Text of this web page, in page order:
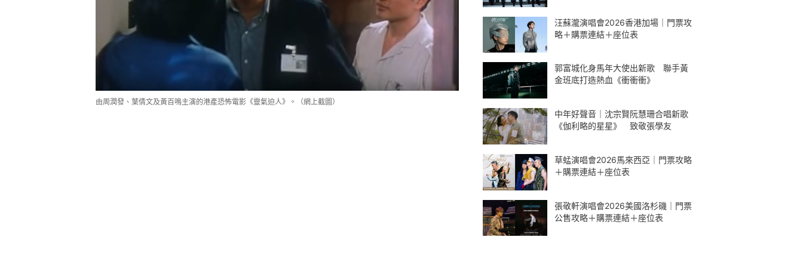
由周潤發、葉倩文及黃百鳴主演的港產恐怖電影《靈氣迫人》。（網上截圖）
汪蘇瀧演唱會2026香港加場｜門票攻
略＋購票連結＋座位表
郭富城化身馬年大使出新歌 聯手黃
金班底打造熱血《衝衝衝》
中年好聲音｜沈宗賢阮慧珊合唱新歌
《伽利略的星星》 致敬張學友
草蜢演唱會2026馬來西亞｜門票攻略
＋購票連結＋座位表
張敬軒演唱會2026美國洛杉磯｜門票
公售攻略＋購票連結＋座位表